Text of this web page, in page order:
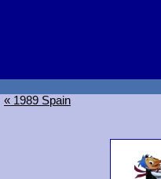
« 1989 Spain